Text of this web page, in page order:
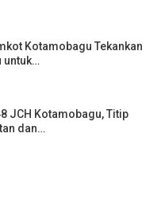
Kotamobagu Tekankan
untuk…
JCH Kotamobagu, Titip
dan…